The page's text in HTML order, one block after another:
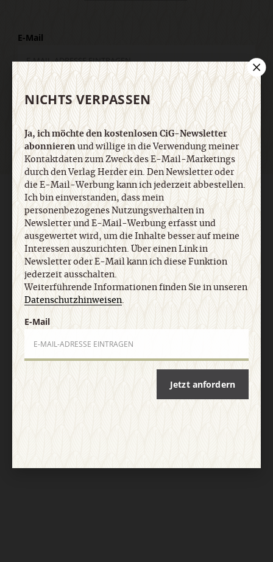
E-Mail
Jetzt anmelden
AGB und Widerrufsbelehrung Datenschutz
Barrierefreiheit
Impressum
Vertrag widerrufen Abo online kündigen
NICHTS VERPASSEN
Ja, ich möchte den kostenlosen CiG-Newsletter
abonnierenund willige in die Verwendung meiner
Kontaktdaten zum Zweck des E-Mail-Marketings
durch den Verlag Herder ein. Den Newsletter oder
die E-Mail-Werbung kann ich jederzeit abbestellen.
Ich bin einverstanden, dass mein
personenbezogenes Nutzungsverhalten in
Newsletter und E-Mail-Werbung erfasst und
ausgewertet wird, um die Inhalte besser auf meine
Interessen auszurichten. Über einen Link in
Newsletter oder E-Mail kann ich diese Funktion
jederzeit ausschalten.
Weiterführende Informationen finden Sie in unseren
Datenschutzhinweisen.
E-Mail
Jetzt anfordern